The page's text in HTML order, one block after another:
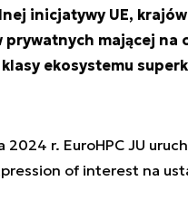
inicjatywy UE,
prywatnych mającej na
ekosystemu
2024 r. EuroHPC JU
of interest na